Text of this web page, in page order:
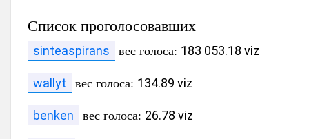
Список проголосовавших
sinteaspirans вес голоса: 183 053.18 viz
wallyt вес голоса: 134.89 viz
benken вес голоса: 26.78 viz